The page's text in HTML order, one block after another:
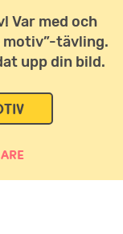
Var med och
motiv”-tävling.
upp din bild.